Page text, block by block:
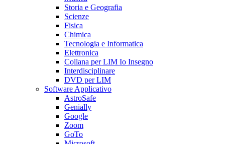
Storia e Geografia
Scienze
Fisica
Chimica
Tecnologia e Informatica
Elettronica
Collana per LIM Io Insegno
Interdisciplinare
DVD per LIM
Software Applicativo
AstroSafe
Genially
Google
Zoom
GoTo